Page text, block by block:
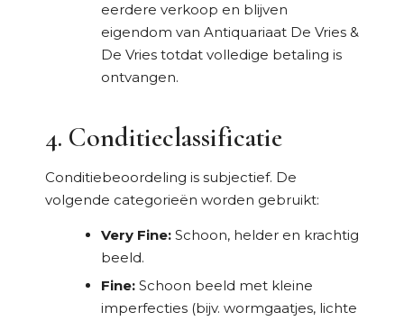
eerdere verkoop en blijven
eigendom van Antiquariaat De Vries &
De Vries totdat volledige betaling is
ontvangen.
4. Conditieclassificatie
Conditiebeoordeling is subjectief. De
volgende categorieën worden gebruikt:
Very Fine: Schoon, helder en krachtig
beeld.
Fine: Schoon beeld met kleine
imperfecties (bijv. wormgaatjes, lichte